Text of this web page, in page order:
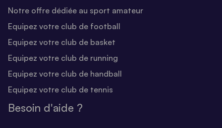
Notre offre dédiée au sport amateur
Equipez votre club de football
Equipez votre club de basket
Equipez votre club de running
Equipez votre club de handball
Equipez votre club de tennis
Besoin d'aide ?